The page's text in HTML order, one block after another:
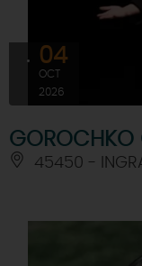
04
OCT
2026
GOROCHKO
45450 -